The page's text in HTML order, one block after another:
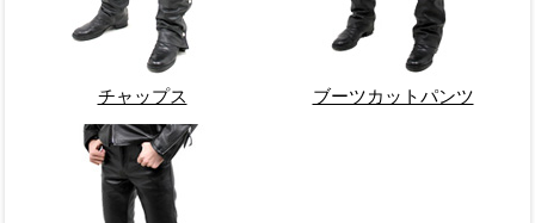
チャップス ブーツカットパンツ